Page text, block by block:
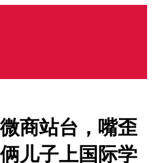
商站台，嘴歪
儿子上国际学